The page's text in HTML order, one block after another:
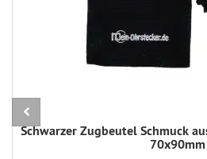
Schwarzer Zugbeutel Schmuck
70x90mm